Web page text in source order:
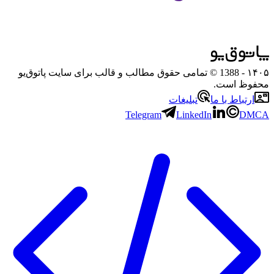
۱۴۰۵
- 1388 © تمامی حقوق مطالب و قالب برای سایت پاتوق‌یو
محفوظ است.
ارتباط با ما
تبلیغات
Telegram
LinkedIn DMCA